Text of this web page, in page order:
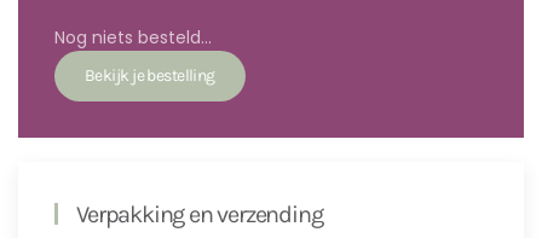
Nog niets besteld...
Verpakking en verzending